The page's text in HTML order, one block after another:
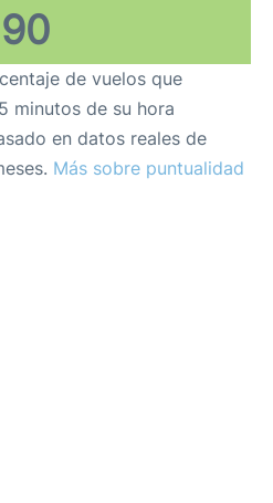
90
de vuelos que
minutos de su hora
en datos reales de
Más sobre puntualidad